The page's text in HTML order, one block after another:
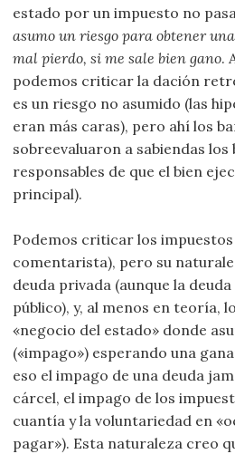
estado por un impuesto no
asumo un riesgo para obtener
mal pierdo, si me sale bien gano.
podemos criticar la dación
es un riesgo no asumido (las
eran más caras), pero ahí los
sobreevaluaron a sabiendas los
responsables de que el bien
principal).
Podemos criticar los
comentarista), pero su
deuda privada (aunque la
público), y, al menos en teoría,
«negocio del estado» donde
(«impago») esperando una
eso el impago de una deuda
cárcel, el impago de los
cuantía y la voluntariedad en
pagar»). Esta naturaleza creo